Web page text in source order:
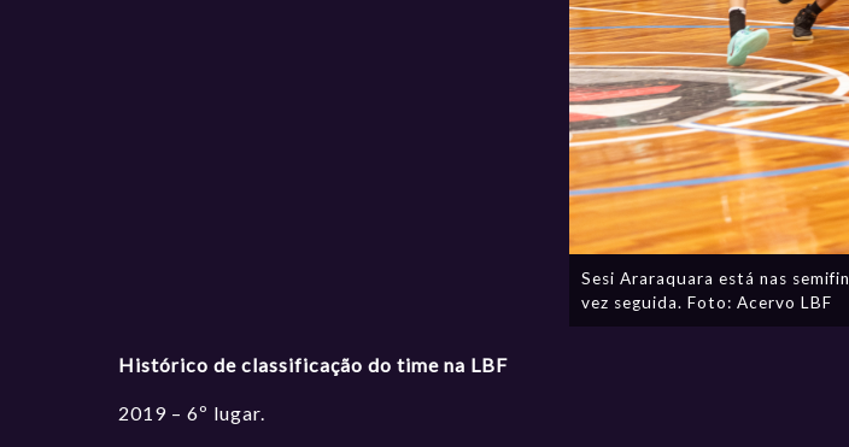
Sesi Araraquara está nas
vez seguida. Foto: Acervo LBF
Histórico de classificação do time na LBF
2019 – 6º lugar.